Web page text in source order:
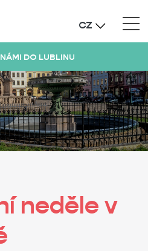
CZ
DO LUBLINU
neděle v